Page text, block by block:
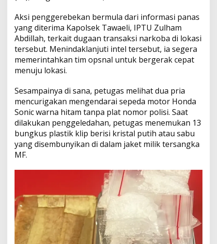
Aksi penggerebekan bermula dari informasi panas
yang diterima Kapolsek Tawaeli, IPTU Zulham
Abdillah, terkait dugaan transaksi narkoba di lokasi
tersebut. Menindaklanjuti intel tersebut, ia segera
memerintahkan tim opsnal untuk bergerak cepat
menuju lokasi.
Sesampainya di sana, petugas melihat dua pria
mencurigakan mengendarai sepeda motor Honda
Sonic warna hitam tanpa plat nomor polisi. Saat
dilakukan penggeledahan, petugas menemukan 13
bungkus plastik klip berisi kristal putih atau sabu
yang disembunyikan di dalam jaket milik tersangka
MF.